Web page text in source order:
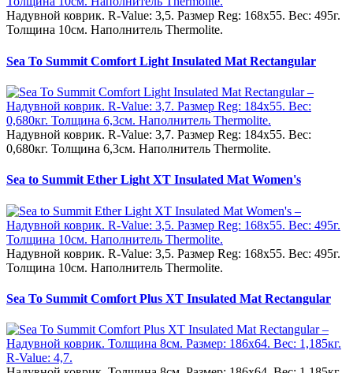
Надувной коврик. R-Value: 3,5. Размер Reg: 168x55. Вес: 495г.
Толщина 10см. Наполнитель Thermolite.
Sea To Summit Comfort Light Insulated Mat Rectangular
Надувной коврик. R-Value: 3,7. Размер Reg: 184x55. Вес:
0,680кг. Толщина 6,3см. Наполнитель Thermolite.
Sea to Summit Ether Light XT Insulated Mat Women's
Надувной коврик. R-Value: 3,5. Размер Reg: 168x55. Вес: 495г.
Толщина 10см. Наполнитель Thermolite.
Sea To Summit Comfort Plus XT Insulated Mat Rectangular